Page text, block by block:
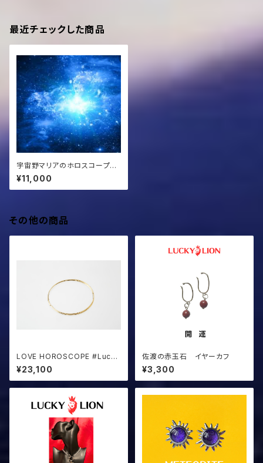
最近チェックした商品
宇宙野マリアのホロスコープ特
別電話鑑定1時間
¥11,000
その他の商品
LOVE HOROSCOPE #Lucky
Maria14
¥23,100
佐渡の赤玉石 イヤーカフ
¥3,300